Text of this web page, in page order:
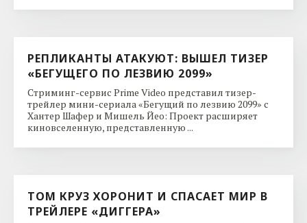
РЕПЛИКАНТЫ АТАКУЮТ: ВЫШЕЛ ТИЗЕР
«БЕГУЩЕГО ПО ЛЕЗВИЮ 2099»
Стриминг-сервис Prime Video представил тизер-
трейлер мини-сериала «Бегущий по лезвию 2099» с
Хантер Шафер и Мишель Йео: Проект расширяет
киновселенную, представленную ...
ТОМ КРУЗ ХОРОНИТ И СПАСАЕТ МИР В
ТРЕЙЛЕРЕ «ДИГГЕРА»